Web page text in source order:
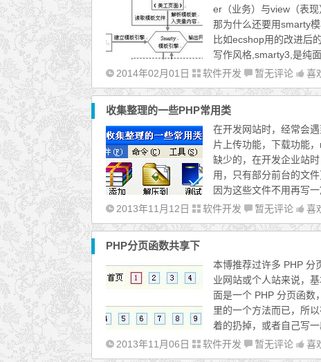
er（业务）与view（表
那为什么还要用smarty
比如ecshop用的改进后
写作风格,smarty3,是纯
2014年02月01日
软件开发 暂无评论 喜
收集整理的一些PHP常用类
在开发网站时，经常会
片上传功能，下载功能
缺少的，在开发企业站
用，只有部分前台的文
因为这些文件不用再写
2013年11月12日
软件开发 暂无评论 喜
PHP分页函数共享下
本博推荐过许多 PHP 分
业网站或个人站来说，
面是一个 PHP 分页函数
里的一个方法而已，所
着的扔掉，或者自己写
2013年11月06日
软件开发 暂无评论 喜